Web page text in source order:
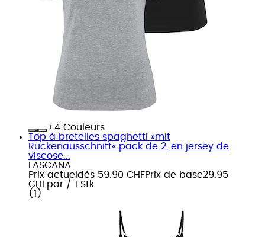
+
Couleurs
Top à bretelles spaghetti »mit
Rückenausschnitt« pack de 2, en jersey de
viscose...
LASCANA
Prix actuel dès 59.90 CHFPrix de base29.95
CHFpar / 1 Stk
( 1 )